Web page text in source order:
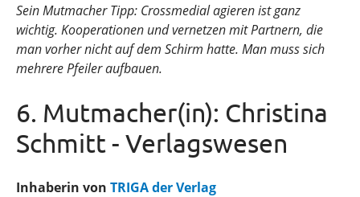
Sein Mutmacher Tipp: Crossmedial agieren ist ganz
wichtig. Kooperationen und vernetzen mit Partnern, die
man vorher nicht auf dem Schirm hatte. Man muss sich
mehrere Pfeiler aufbauen.
6. Mutmacher(in): Christina
Schmitt - Verlagswesen
Inhaberin von TRIGA der Verlag